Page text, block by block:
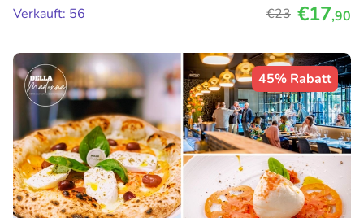
Verkauft: 56
€23 €17,90
45% Rabatt